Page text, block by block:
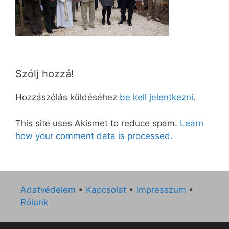
Szólj hozzá!
Hozzászólás küldéséhez be kell jelentkezni.
This site uses Akismet to reduce spam. Learn
how your comment data is processed.
Adatvédelem • Kapcsolat • Impresszum •
Rólunk